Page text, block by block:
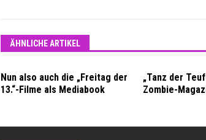
ÄHNLICHE ARTIKEL
Nun also auch die „Freitag der
13.“-Filme als Mediabook
„Tanz der
Zombie-